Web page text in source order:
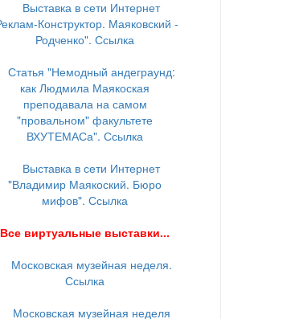
Все виртуальные выставки...